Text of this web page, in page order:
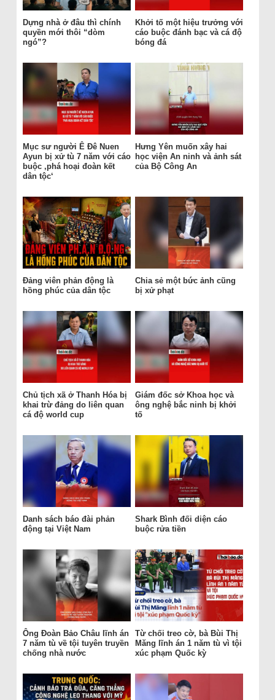
Dựng nhà ở đâu thì chính
quyền mới thôi “dòm
ngó”?
Khởi tố một hiệu trưởng với
cáo buộc đánh bạc và cá độ
bóng đá
Mục sư người Ê Đê Nuen
Ayun bị xử tù 7 năm với cáo
buộc ‚phá hoại đoàn kết
dân tộc‘
Hưng Yên muốn xây hai
học viện An ninh và ảnh sát
của Bộ Công An
Đảng viên phản động là
hồng phúc của dân tộc
Chia sẻ một bức ảnh cũng
bị xử phạt
Chủ tịch xã ở Thanh Hóa bị
khai trừ đảng do liên quan
cá độ world cup
Giám đốc sở Khoa học và
ông nghệ bắc ninh bị khởi
tố
Danh sách báo đài phản
động tại Việt Nam
Shark Bình đối diện cáo
buộc rửa tiền
Ông Đoàn Bảo Châu lĩnh án
7 năm tù về tội tuyên truyền
chống nhà nước
Từ chối treo cờ, bà Bùi Thị
Măng lĩnh án 1 năm tù vì tội
xúc phạm Quốc kỳ